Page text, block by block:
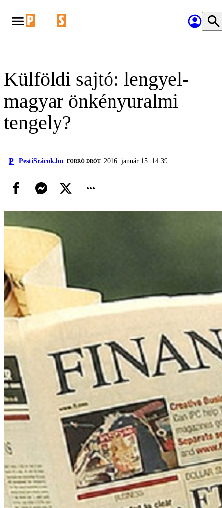
Külföldi sajtó: lengyel-
magyar önkényuralmi
tengely?
P PestiSrácok.hu FORRÓ DRÓT 2016. január 15. 14:39